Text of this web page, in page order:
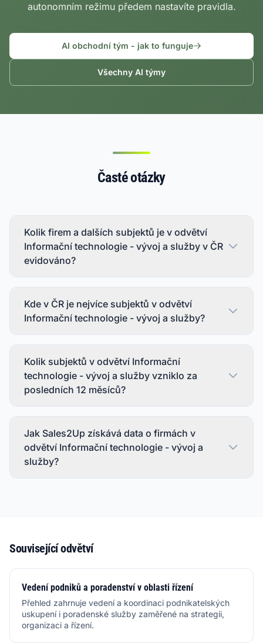
autonomním režimu předem nastavíte pravidla.
AI obchodní tým - jak to funguje
Všechny AI týmy
Časté otázky
Kolik firem a dalších subjektů je v odvětví
Informační technologie - vývoj a služby v ČR
evidováno?
Kde v ČR je nejvíce subjektů v odvětví
Informační technologie - vývoj a služby?
Kolik subjektů v odvětví Informační
technologie - vývoj a služby vzniklo za
posledních 12 měsíců?
Jak Sales2Up získává data o firmách v
odvětví Informační technologie - vývoj a
služby?
Související odvětví
Vedení podniků a poradenství v oblasti řízení
Přehled zahrnuje vedení a koordinaci podnikatelských
uskupení i poradenské služby zaměřené na strategii,
organizaci a řízení.